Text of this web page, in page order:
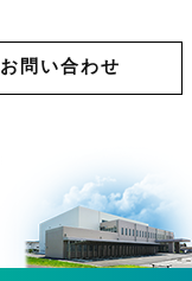
お問い合わせ